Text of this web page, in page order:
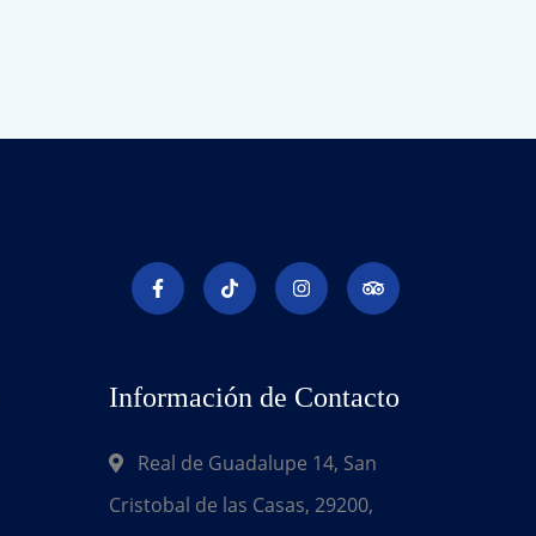
Información de Contacto
Real de Guadalupe 14, San
Cristobal de las Casas, 29200,